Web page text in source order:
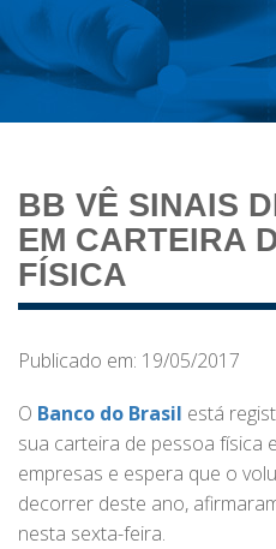
BB VÊ SINAIS
EM CARTEIRA
FÍSICA
Publicado em: 19/05/2017
O Banco do Brasil está
sua carteira de pessoa física
empresas e espera que o
decorrer deste ano,
nesta sexta-feira.